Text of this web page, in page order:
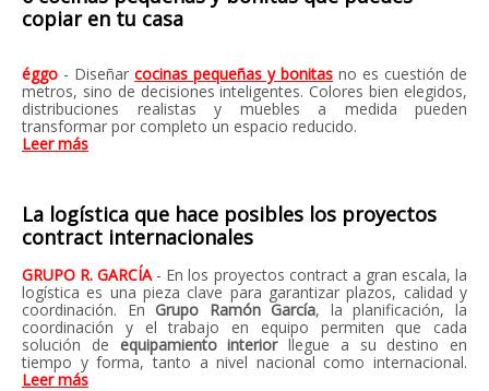
copiar en tu casa
éggo - Diseñar cocinas pequeñas y bonitas no es cuestión de
metros, sino de decisiones inteligentes. Colores bien elegidos,
distribuciones realistas y muebles a medida pueden
transformar por completo un espacio reducido.
Leer más
La logística que hace posibles los proyectos
contract internacionales
GRUPO R. GARCÍA - En los proyectos contract a gran escala, la
logística es una pieza clave para garantizar plazos, calidad y
coordinación. EnGrupo Ramón García, la planificación, la
coordinación y el trabajo en equipo permiten que cada
solución de equipamiento interiorllegue a su destino en
tiempo y forma, tanto a nivel nacional como internacional.
Leer más